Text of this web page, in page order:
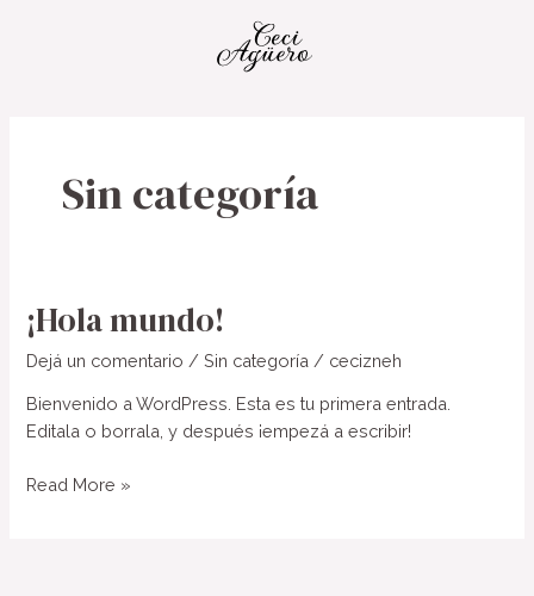
Sin categoría
¡Hola mundo!
Dejá un comentario /Sin categoría / cecizneh
Bienvenido a WordPress. Esta es tu primera entrada.
Editala o borrala, y después ¡empezá a escribir!
¡Hola
Read More »